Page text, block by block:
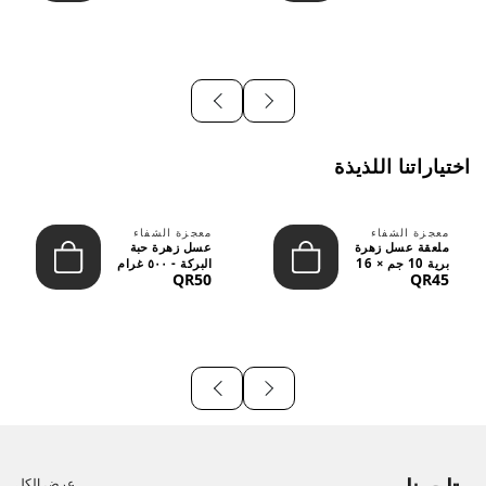
اختياراتنا اللذيذة
معجزة الشفاء
ملعقة عسل زهرة
برية 10 جم × 16
قطعة
QR45
معجزة الشفاء
عسل زهرة حبة
البركة - ٥٠٠ غرام
QR50